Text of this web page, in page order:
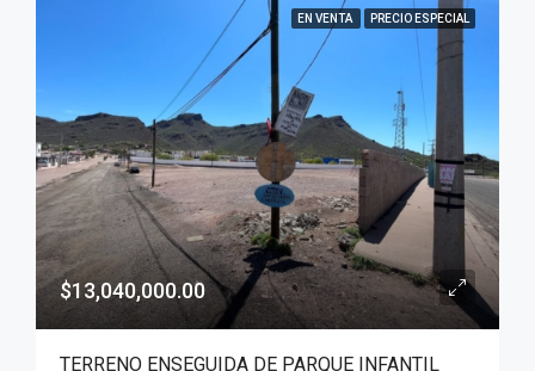
EN VENTA PRECIO ESPECIAL
$13,040,000.00
TERRENO ENSEGUIDA DE PARQUE INFANTIL